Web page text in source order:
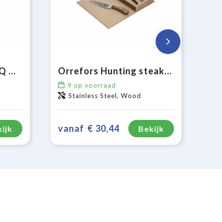
Sagaform Fredde BBQ messen set van 4 Orrefors Hunting steakmessenset staal
9 op voorraad
Stainless Steel, Wood
vanaf € 30,44 Bekijk